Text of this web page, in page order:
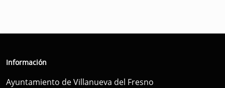
Información
Ayuntamiento de Villanueva del Fresno